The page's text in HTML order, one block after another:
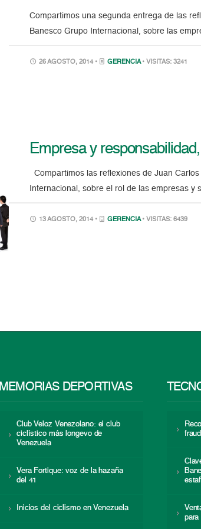
Compartimos una segunda entrega de las
Banesco Grupo Internacional, sobre las
26 AGOSTO, 2014 • GERENCIA • VISITAS: 3241
Empresa y
Compartimos las reflexiones de Juan
Internacional, sobre el rol de las empresas
13 AGOSTO, 2014 • GERENCIA • VISITAS: 6439
MEMORIAS DEPORTIVAS
Club Veloz Venezolano: el club
ciclístico más longevo de
Venezuela
Vera Fortique: voz de la hazaña
del 41
Inicios del ciclismo en Venezuela
para